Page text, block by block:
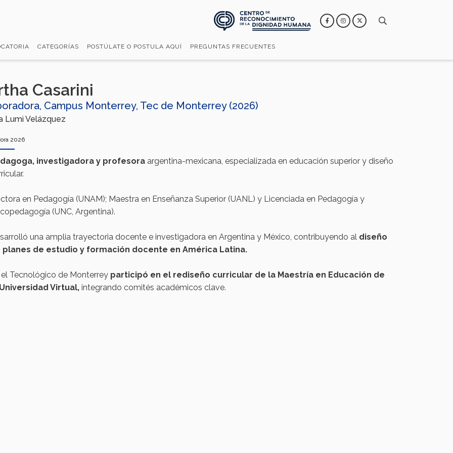
CATEGORÍAS POSTÚLATE O POSTULA AQUÍ PREGUNTAS FRECUENTES
Casarini
Campus Monterrey, Tec de Monterrey (2026)
Lumi Velázquez
2026
, investigadora y profesora argentina-mexicana, especializada en educación superior y diseño
en Pedagogía (UNAM); Maestra en Enseñanza Superior (UANL) y Licenciada en Pedagogía y
(UNC, Argentina).
una amplia trayectoria docente e investigadora en Argentina y México, contribuyendo al diseño
planes de estudio y formación docente en América Latina.
el Tecnológico de Monterrey participó en el rediseño curricular de la Maestría en Educación de
Virtual, integrando comités académicos clave.